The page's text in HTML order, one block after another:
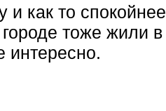
и как то
тоже жили
интересно.